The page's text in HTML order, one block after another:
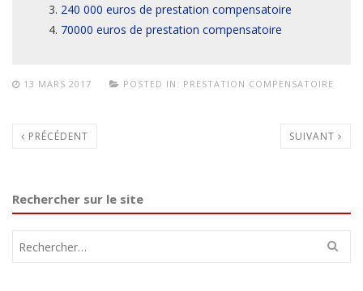
240 000 euros de prestation compensatoire
70000 euros de prestation compensatoire
13 MARS 2017 POSTED IN: PRESTATION COMPENSATOIRE
PRÉCÉDENT SUIVANT
Rechercher sur le site